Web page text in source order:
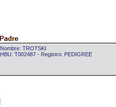
Nombre: TROTSKI
HBU: T002487 - Registro: PEDIGREE